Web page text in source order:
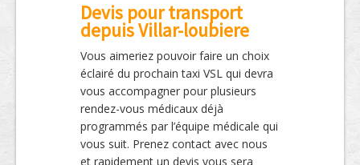
Devis pour transport
depuis Villar-loubiere
Vous aimeriez pouvoir faire un choix
éclairé du prochain taxi VSL qui devra
vous accompagner pour plusieurs
rendez-vous médicaux déjà
programmés par l’équipe médicale qui
vous suit. Prenez contact avec nous
et rapidement un devis vous sera